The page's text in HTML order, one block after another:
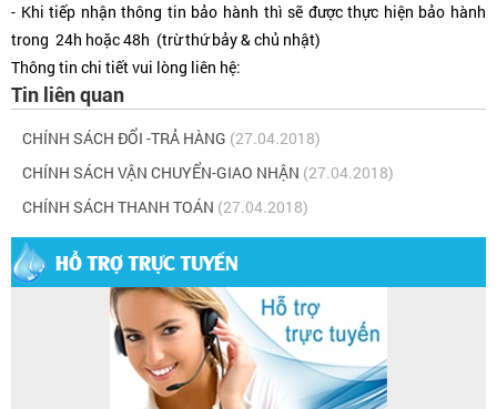
- Khi tiếp nhận thông tin bảo hành thì sẽ được thực hiện bảo hành
trong 24h hoặc 48h (trừ thứ bảy & chủ nhật)
Thông tin chi tiết vui lòng liên hệ:
Tin liên quan
CHÍNH SÁCH ĐỔI -TRẢ HÀNG (27.04.2018)
CHÍNH SÁCH VẬN CHUYỂN-GIAO NHẬN (27.04.2018)
CHÍNH SÁCH THANH TOÁN (27.04.2018)
HỖ TRỢ TRỰC TUYẾN